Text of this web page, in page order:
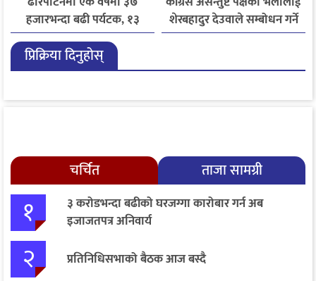
हजारभन्दा बढी पर्यटक, १३
हजारले बढ्यो आगमन
शेरबहादुर देउवाले सम्बोधन गर्ने
प्रिक्रिया दिनुहोस्
चर्चित ताजा सामग्री
१
३ करोडभन्दा बढीको घरजग्गा कारोबार गर्न अब
इजाजतपत्र अनिवार्य
२ प्रतिनिधिसभाको बैठक आज बस्दै